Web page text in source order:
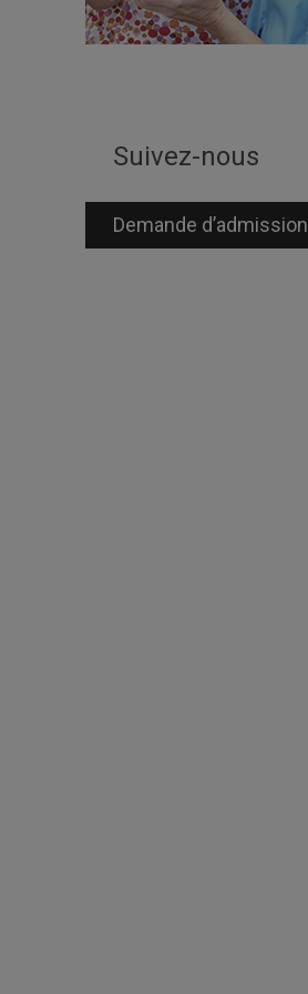
Suivez-nous
Demande d’admission